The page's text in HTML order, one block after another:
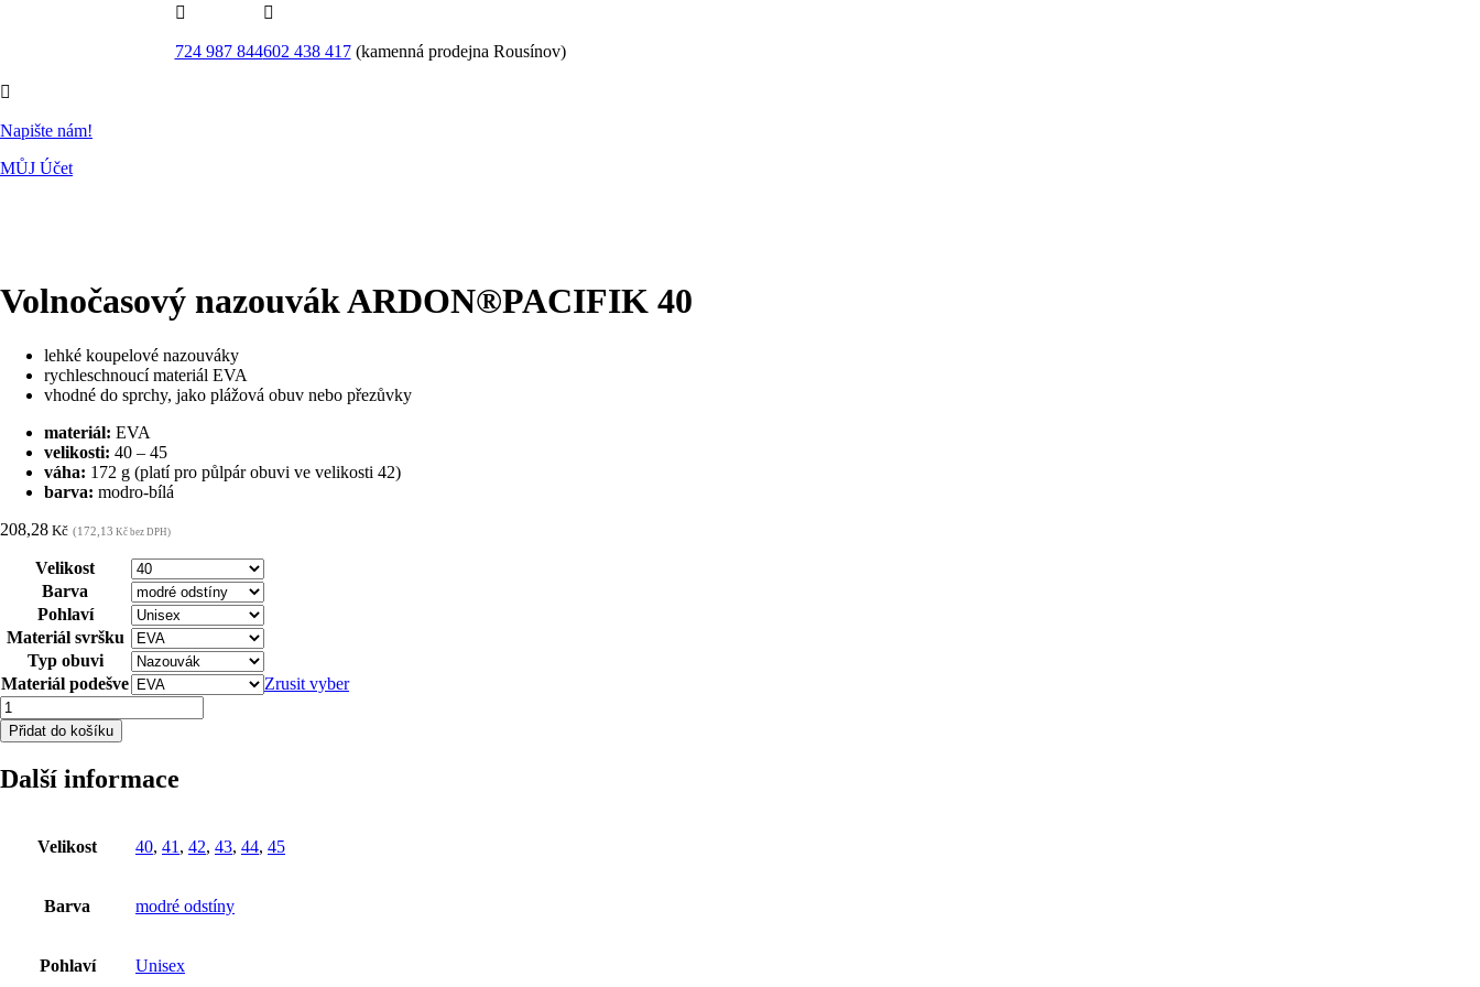

724 987 844

602 438 417(kamenná prodejna Rousínov)

Napište nám!
MŮJ Účet
Volnočasový nazouvák ARDON®PACIFIK 40
lehké koupelové nazouváky
rychleschnoucí materiál EVA
vhodné do sprchy, jako plážová obuv nebo přezůvky
materiál: EVA
velikosti: 40 – 45
váha: 172 g (platí pro půlpár obuvi ve velikosti 42)
barva: modro-bílá
208,28 Kč (172,13 Kč bez DPH)
Velikost
Barva
Pohlaví
Materiál svršku
Typ obuvi
Materiál podešve
Zrusit vyber
Volnočasový
nazouvák
ARDON®PACIFIK
množství
Přidat do košíku
Další informace
Velikost 40, 41 , 42, 43, 44, 45
Barva modré odstíny
Pohlaví Unisex